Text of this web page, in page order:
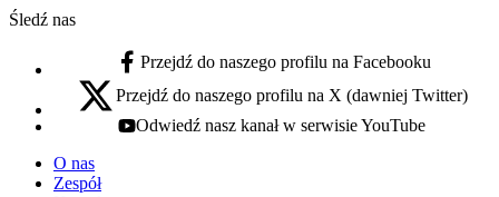
Śledź nas
facebook - otwiera się w nowej karcie
Przejdź do naszego profilu na Facebooku
x - otwiera się w nowej karcie
Przejdź do naszego profilu na X (dawniej Twitter)
youtube - otwiera się w nowej karcie
Odwiedź nasz kanał w serwisie YouTube
O nas
Zespół